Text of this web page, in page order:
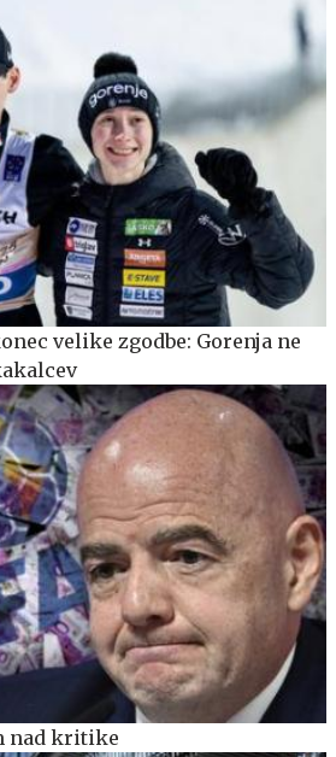
velike zgodbe: Gorenja ne
nad kritike